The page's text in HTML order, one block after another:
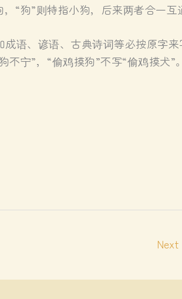
“狗”则特指小狗，后来两者合一互
成语、谚语、古典诗词等必按原字
不宁”，“偷鸡摸狗”不写“偷鸡摸犬”。